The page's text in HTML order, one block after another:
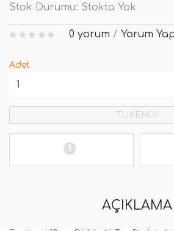
Stok Durumu: Stokta Yok
0 yorum / Yorum
Adet
TÜKENDİ
AÇIKLAMA